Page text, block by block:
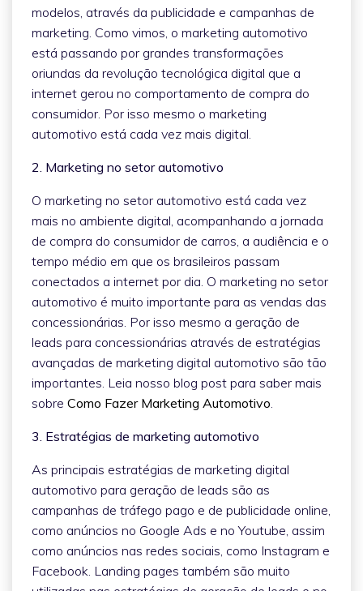
modelos, através da publicidade e campanhas de
marketing. Como vimos, o marketing automotivo
está passando por grandes transformações
oriundas da revolução tecnológica digital que a
internet gerou no comportamento de compra do
consumidor. Por isso mesmo o marketing
automotivo está cada vez mais digital.
2. Marketing no setor automotivo
O marketing no setor automotivo está cada vez
mais no ambiente digital, acompanhando a jornada
de compra do consumidor de carros, a audiência e o
tempo médio em que os brasileiros passam
conectados a internet por dia. O marketing no setor
automotivo é muito importante para as vendas das
concessionárias. Por isso mesmo a geração de
leads para concessionárias através de estratégias
avançadas de marketing digital automotivo são tão
importantes. Leia nosso blog post para saber mais
sobre Como Fazer Marketing Automotivo
3. Estratégias de marketing automotivo
As principais estratégias de marketing digital
automotivo para geração de leads são as
campanhas de tráfego pago e de publicidade online,
como anúncios no Google Ads e no Youtube, assim
como anúncios nas redes sociais, como Instagram e
Facebook. Landing pages também são muito